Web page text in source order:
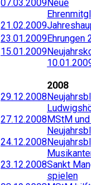
07.03.2009Neue
21.02.2009
23.01.2009Ehrungen
15.01.2009
2008
29.12.2008
27.12.2008MStM
24.12.2008
23.12.2008Sankt
spielen